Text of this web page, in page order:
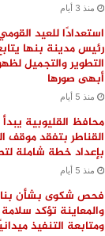
منذ 3 أيام
استعدادًا للعيد
رئيس مدينة بنها
التطوير والتجميل
أبهى صورها
منذ 5 أيام
محافظ القليوبية
القناطر بتفقد موقف
بإعداد خطة شاملة
منذ 5 أيام
فحص شكوى بشأن
والمعاينة تؤكد
ومتابعة التنفيذ